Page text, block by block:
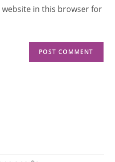
website in this browser for